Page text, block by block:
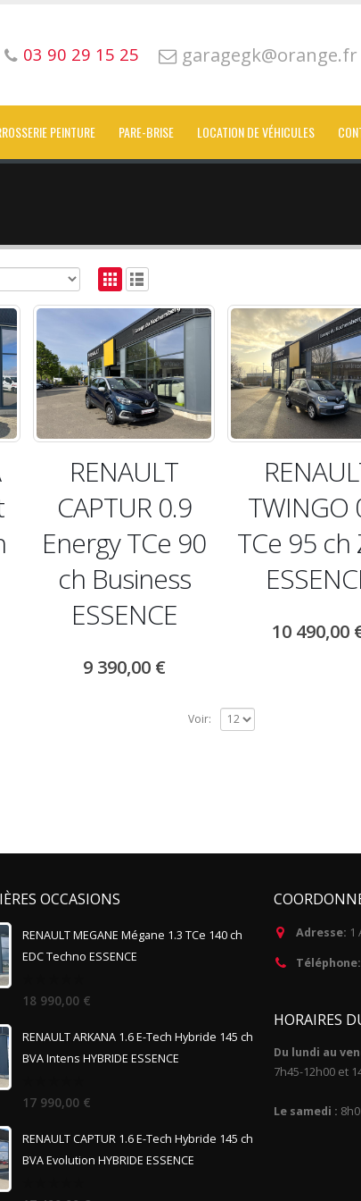
03 90 29 15 25 garagegk@orange.fr
PEINTURE PARE-BRISE LOCATION DE VÉHICULES
RENAULT
CAPTUR 0.9
Energy TCe 90
ch Business
ESSENCE
9 390,00 €
TWINGO
TCe 95 ch
10 490,00
Voir:
OCCASIONS
RENAULT MEGANE Mégane 1.3 TCe 140 ch
EDC Techno ESSENCE
0
out
18 990,00 €
RENAULT ARKANA 1.6 E-Tech Hybride 145 ch
BVA Intens HYBRIDE ESSENCE
0
out
17 990,00 €
RENAULT CAPTUR 1.6 E-Tech Hybride 145 ch
BVA Evolution HYBRIDE ESSENCE
Adresse: 1
Téléphone:
HORAIRES
Du lundi au
7h45-12h00 et
Le samedi :